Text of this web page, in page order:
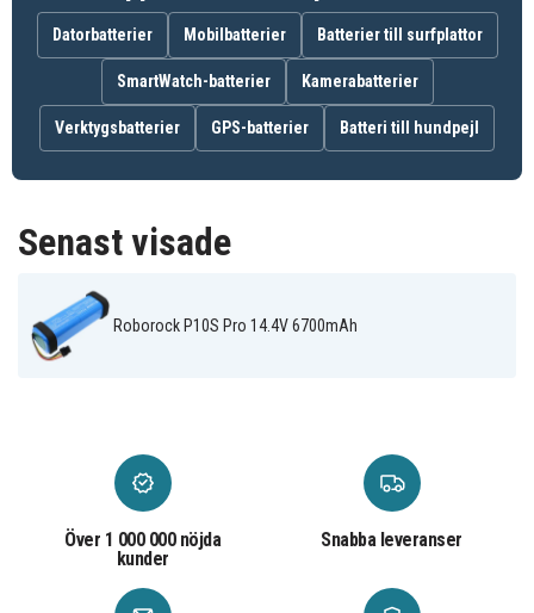
Pro + Pro+
Roborock
Roborock Q8 Roborock Qrevo
Roborock Qrevo
Curv 2 Flow
Roborock Qrevo
Curv 2 FlowX
Roborock Qrevo
Curv 2 ProX
Roborock Qrevo
Edge 5V1
Roborock
RSD0712CE
Roborock
S1052-00
S90VER
10 10R
Datorbatterier Mobilbatterier Batterier till surfplattor
SmartWatch-batterier Kamerabatterier
Verktygsbatterier GPS-batterier Batteri till hundpejl
Senast visade
Roborock P10S Pro 14.4V 6700mAh
Över 1 000 000 nöjda
kunder
Snabba leveranser